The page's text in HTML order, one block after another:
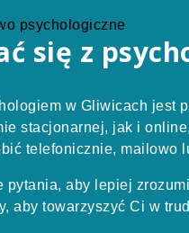
się z
w Gliwicach jest
stacjonarnej, jak i
telefonicznie, mailowo
aby lepiej
aby towarzyszyć Ci w